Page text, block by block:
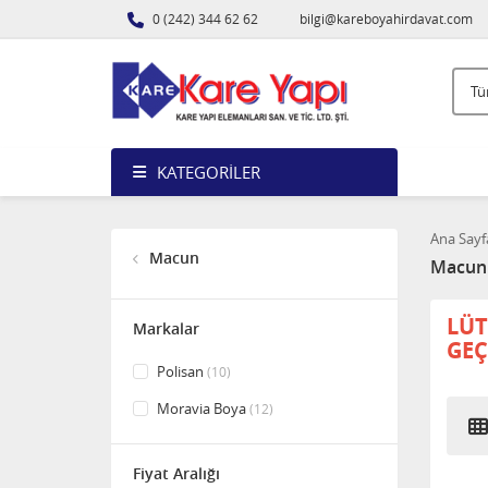
0 (242) 344 62 62 bilgi@kareboyahirdavat.com
KATEGORILER
Macun
Markalar
Polisan (10)
Moravia Boya(12)
Fiyat Aralığı
Ana
Macun